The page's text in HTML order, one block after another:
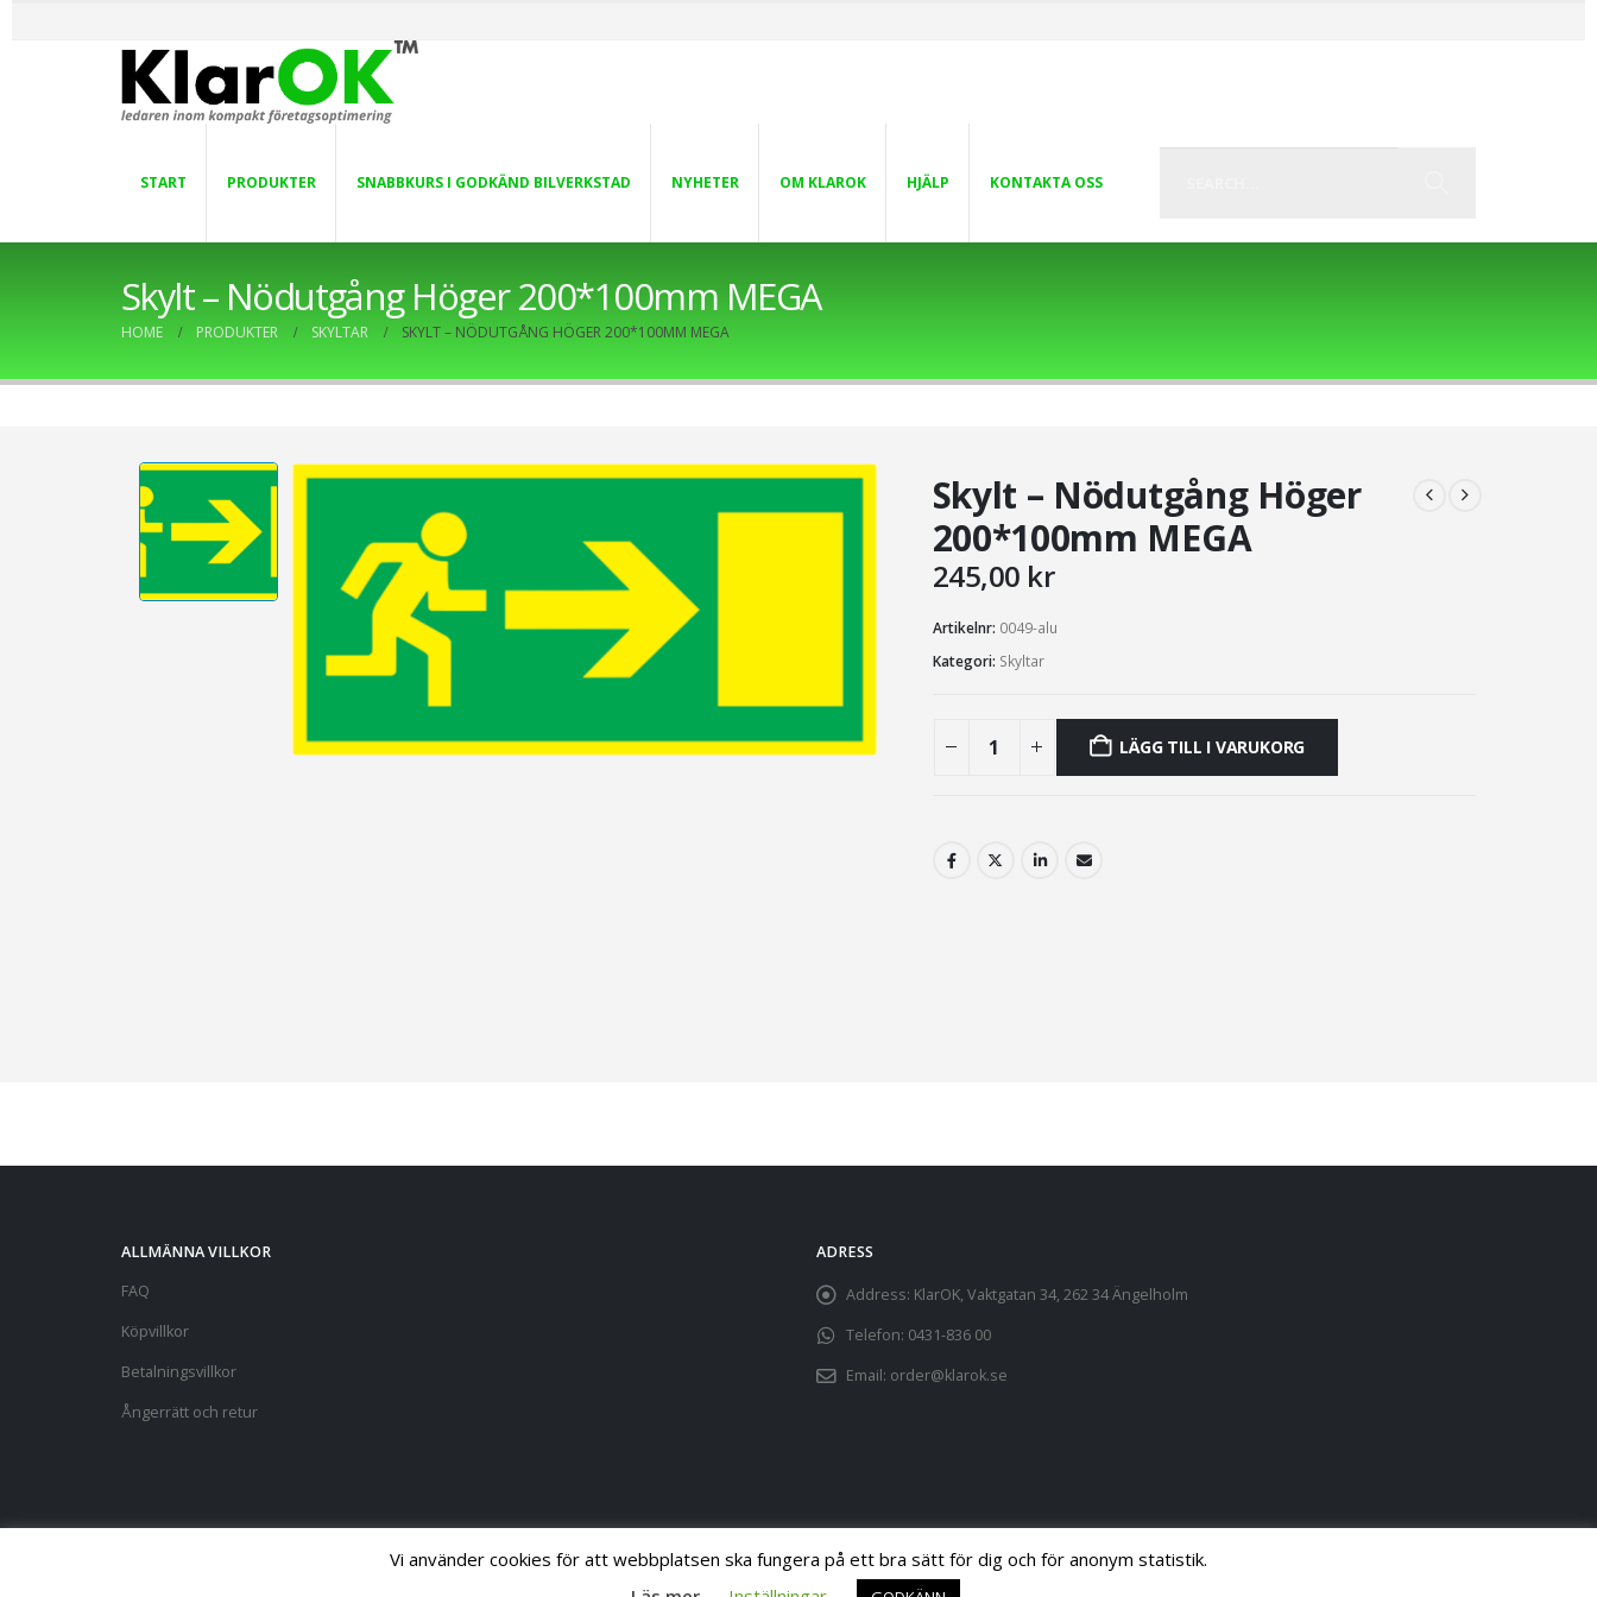
START PRODUKTER SNABBKURS I GODKÄND BILVERKSTAD NYHETER OM KLAROK HJÄLP KONTAKTA OSS
Skylt – Nödutgång Höger 200*100mm MEGA
HOME PRODUKTER SKYLTAR SKYLT – NÖDUTGÅNG HÖGER 200*100MM MEGA
Skylt – Nödutgång Höger
200*100mm MEGA
245,00 kr
Artikelnr: 0049-alu
Kategori: Skyltar
LÄGG TILL I VARUKORG
ALLMÄNNA VILLKOR
FAQ
Köpvillkor
Betalningsvillkor
Ångerrätt och retur
ADRESS
Address: KlarOK, Vaktgatan 34, 262 34 Ängelholm
Telefon: 0431-836 00
Email: order@klarok.se
Vi använder cookies för att webbplatsen ska fungera på ett bra sätt för dig och för anonym statistik.